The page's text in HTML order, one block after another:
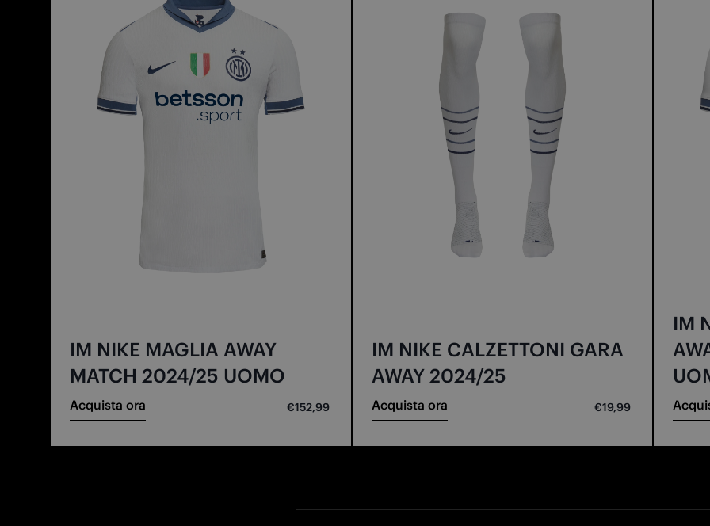
IM NIKE MAGLIA AWAY
MATCH 2024/25 UOMO
Acquista ora €152,99
IM NIKE CALZETTONI GARA
AWAY 2024/25
Acquista ora €19,99
IM